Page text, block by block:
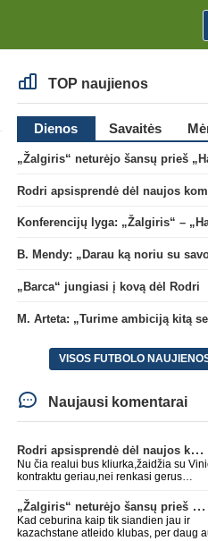
TOP naujienos
Dienos Savaitės
„Barca“ jungiasi į kovą dėl Rodri
VISOS FUTBOLO
Naujausi komentarai
Rodri apsisprendė dėl naujos komandos
Nu čia realui bus kliurka,žaidžia su
kontraktu geriau,nei renkasi gerus
„Žalgiris“ neturėjo šansų prieš „Hajduk“
Kad ceburina kaip tik siandien jau ir
kazachstane atleido klubas, per daug